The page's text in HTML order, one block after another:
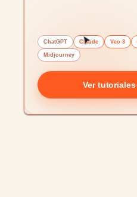
ChatGPT Claude Veo 3
Midjourney
Ver tutoriales